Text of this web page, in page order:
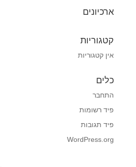
ארכיונים
קטגוריות
אין קטגוריות
כלים
התחבר
פיד רשומות
פיד תגובות
WordPress.org